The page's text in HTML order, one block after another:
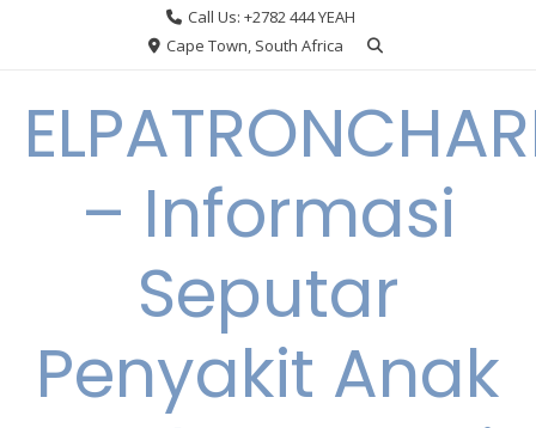
Call Us: +2782 444 YEAH
Cape Town, South Africa
– Informasi
Seputar
Penyakit Anak